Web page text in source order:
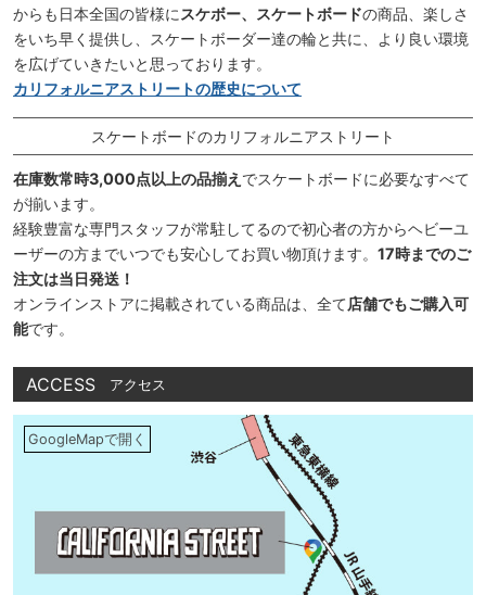
からも日本全国の皆様にスケボー、スケートボードの商品、楽しさ
をいち早く提供し、スケートボーダー達の輪と共に、より良い環境
を広げていきたいと思っております。
カリフォルニアストリートの歴史について
スケートボードのカリフォルニアストリート
在庫数常時3,000点以上の品揃え でスケートボードに必要なすべて
が揃います。
経験豊富な専門スタッフが常駐してるので初心者の方からヘビーユ
ーザーの方までいつでも安心してお買い物頂けます。 17時までのご
注文は当日発送！
オンラインストアに掲載されている商品は、全て店舗でもご購入可
能です。
ACCESS アクセス
GoogleMapで開く